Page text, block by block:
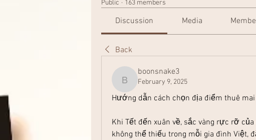
Public · 163 members
Discussion Media
Back
boonsnake3
boonsnake3
February 9, 2025
Hướng dẫn cách chọn địa điểm thuê
Khi Tết đến xuân về, sắc vàng rực rỡ
không thể thiếu trong mỗi gia đình Việt,